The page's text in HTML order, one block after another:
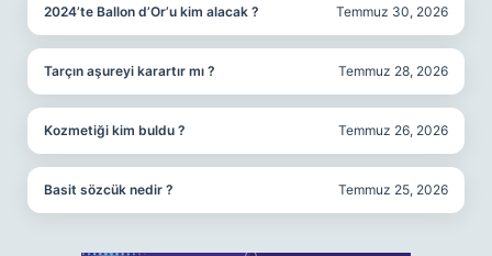
2024’te Ballon d’Or’u kim alacak ? Temmuz 30, 2026
Tarçın aşureyi karartır mı ? Temmuz 28, 2026
Kozmetiği kim buldu ? Temmuz 26, 2026
Basit sözcük nedir ? Temmuz 25, 2026